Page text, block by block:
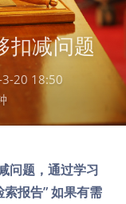
扣减问题
20 18:50
问题，通过学习
报告” 如果有需